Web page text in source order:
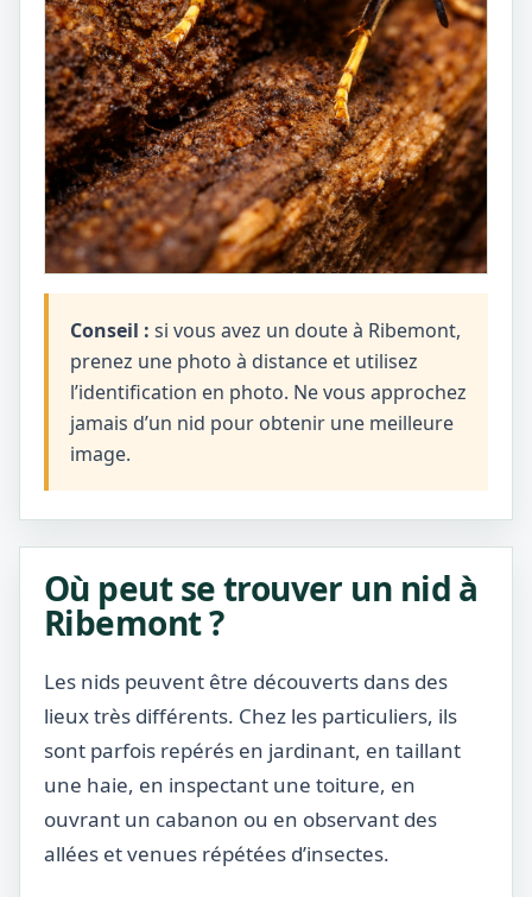
Conseil : si vous avez un doute à Ribemont,
prenez une photo à distance et utilisez
l’identification en photo. Ne vous approchez
jamais d’un nid pour obtenir une meilleure
image.
Où peut se trouver un nid à
Ribemont ?
Les nids peuvent être découverts dans des
lieux très différents. Chez les particuliers, ils
sont parfois repérés en jardinant, en taillant
une haie, en inspectant une toiture, en
ouvrant un cabanon ou en observant des
allées et venues répétées d’insectes.